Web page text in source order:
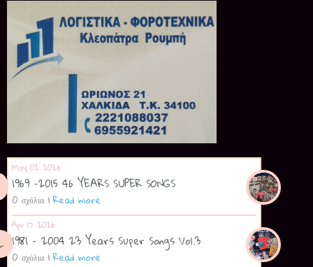
May 02 2026
1969 -2015 46 YEARS SUPER SONGS
0 σχόλια | Read more
Apr 17 2026
1981 - 2004 23 Years Super Songs Vol.3
0 σχόλια | Read more